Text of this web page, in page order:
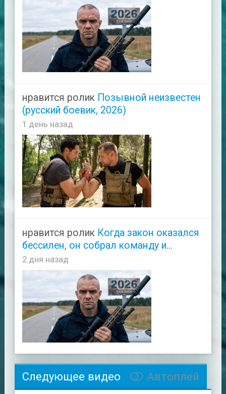
нравится ролик Позывной неизвестен
(русский боевик, 2026)
1 день назад
нравится ролик Когда закон оказался
бессилен, он собрал команду и...
2 дня назад
Следующее видео Автоплей